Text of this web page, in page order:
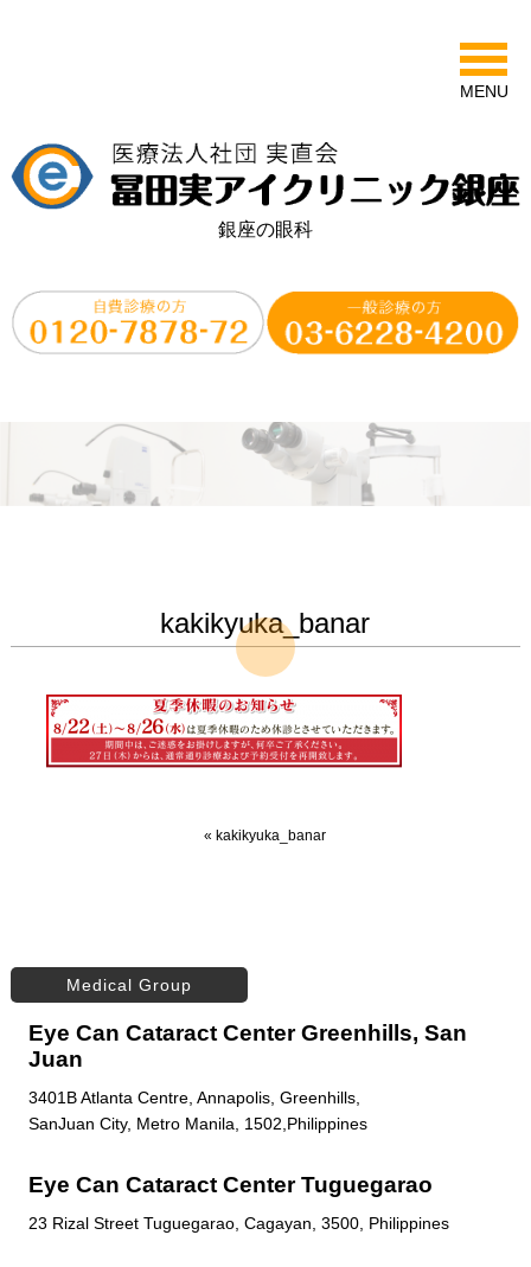
銀座の眼科
MENU
kakikyuka_banar
« kakikyuka_banar
Medical Group
Eye Can Cataract Center Greenhills, San
Juan
3401B Atlanta Centre, Annapolis, Greenhills,
SanJuan City, Metro Manila, 1502,Philippines
Eye Can Cataract Center Tuguegarao
23 Rizal Street Tuguegarao, Cagayan, 3500, Philippines